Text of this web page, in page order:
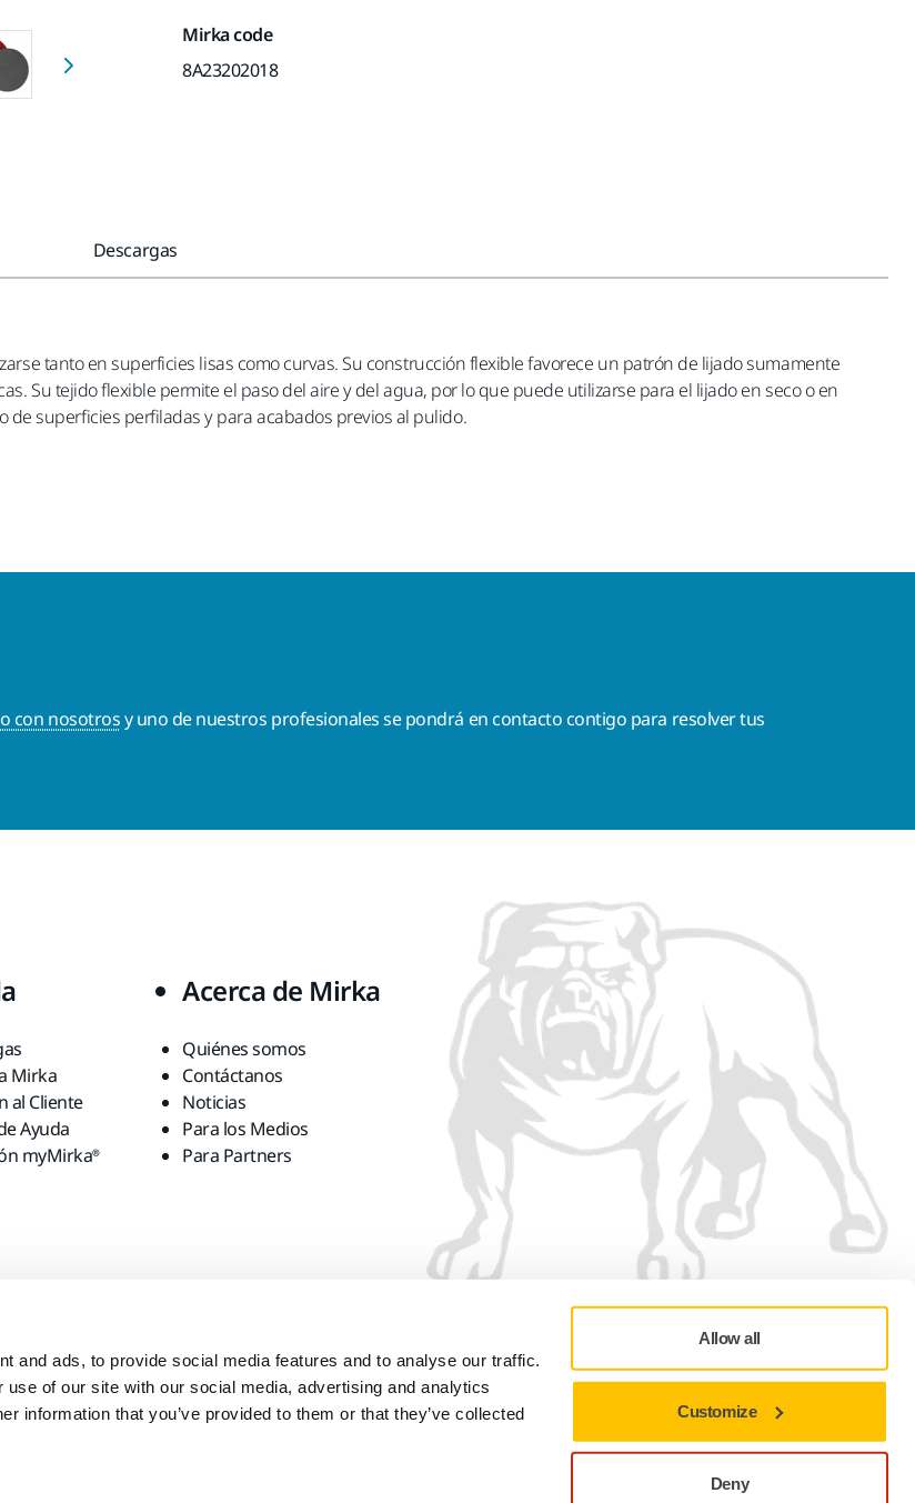
and ads, to provide social media features and to analyse our traffic.
of our site with our social media, advertising and analytics
information that you’ve provided to them or that they’ve collected
Allow all
Customize
Deny
Mirka code
8A23202018
Descargas
tanto en superficies lisas como curvas. Su construcción flexible favorece un patrón de lijado sumamente
Su tejido flexible permite el paso del aire y del agua, por lo que puede utilizarse para el lijado en seco o en
superficies perfiladas y para acabados previos al pulido.
con nosotrosy uno de nuestros profesionales se pondrá en contacto contigo para resolver tus
Mirka
al Cliente
Ayuda
myMirka®
Acerca de Mirka
Quiénes somos
Contáctanos
Noticias
Para los Medios
Para Partners